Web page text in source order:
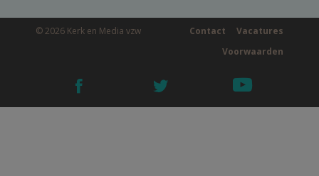
© 2026 Kerk en Media vzw Vacatures
Contact
Voorwaarden